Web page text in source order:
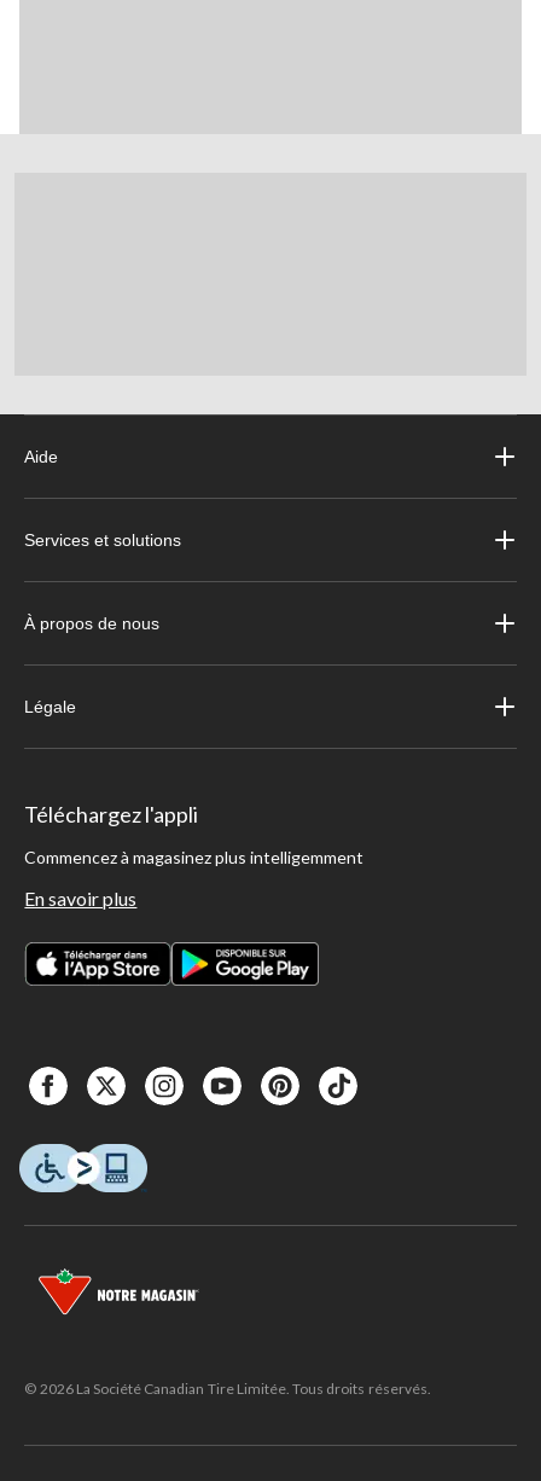
Aide
Services et solutions
À propos de nous
Légale
Téléchargez l'appli
Commencez à magasinez plus intelligemment
En savoir plus
© 2026 La Société Canadian Tire Limitée. Tous droits réservés.